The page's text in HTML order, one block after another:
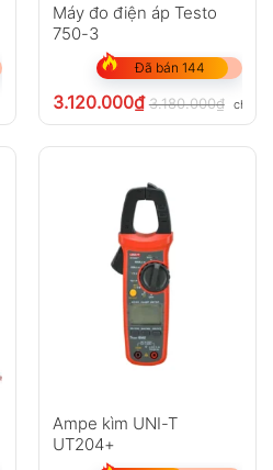
Máy đo điện áp Testo
750-3
Đã bán 144
3.120.000₫ 3.180.000₫ chưa
Ampe kìm UNI-T
UT204+